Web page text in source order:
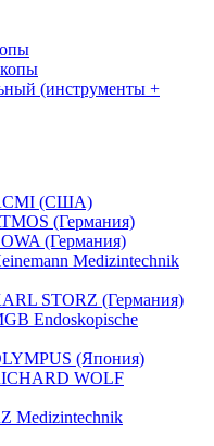
(инструменты +
(США)
(Германия)
(Германия)
Medizintechnik
STORZ (Германия)
Endoskopische
(Япония)
WOLF
Medizintechnik